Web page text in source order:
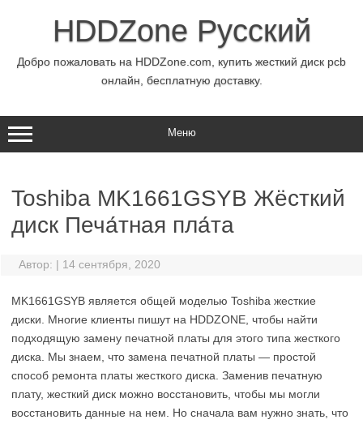
содержимомуHDDZone Русский
Добро пожаловать на HDDZone.com, купить жесткий диск pcb
онлайн, бесплатную доставку.
Меню
Toshiba MK1661GSYB Жёсткий
диск Печа́тная пла́та
Автор: | 14 сентября, 2020
MK1661GSYB является общей моделью Toshiba жесткие
диски. Многие клиенты пишут на HDDZONE, чтобы найти
подходящую замену печатной платы для этого типа жесткого
диска. Мы знаем, что замена печатной платы — простой
способ ремонта платы жесткого диска. Заменив печатную
плату, жесткий диск можно восстановить, чтобы мы могли
восстановить данные на нем. Но сначала вам нужно знать, что